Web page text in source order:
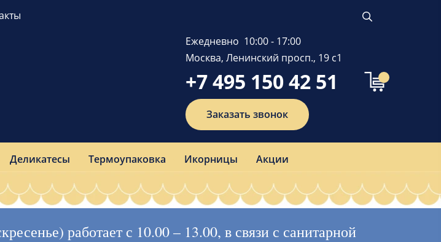
Ежедневно 10:00 - 17:00
Москва, Ленинский просп., 19 с1
+7 495 150 42 51
Заказать звонок
Деликатесы Термоупаковка Икорницы Акции
работает с 10.00 – 13.00, в связи с санитарной